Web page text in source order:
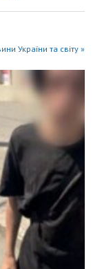
України та світу »